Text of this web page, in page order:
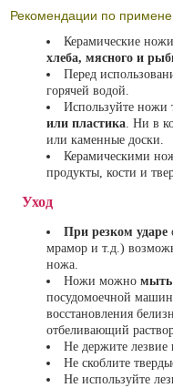
Рекомендации по
Керамические
хлеба, мясного и
Перед
горячей водой.
Используйте ножи
или пластика. Ни в
или каменные доски.
Керамическими
продукты, кости и
Уход
При резком ударе
мрамор и т.д.)
ножа.
Ножи можно мыть
посудомоечной
восстановления
отбеливающий
Не держите лезвие
Не скоблите
Не используйте